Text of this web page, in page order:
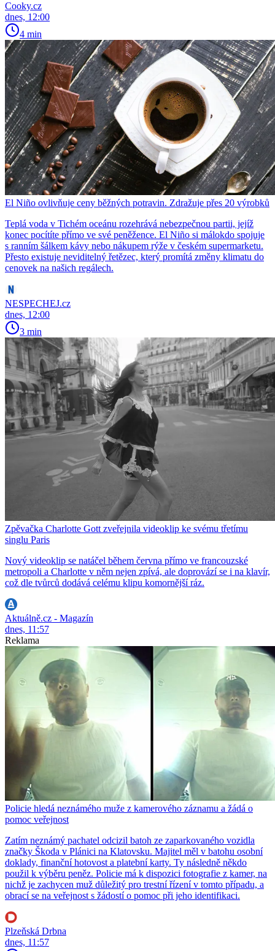
Cooky.cz
dnes, 12:00
4 min
El Niño ovlivňuje ceny běžných potravin. Zdražuje přes 20 výrobků
Teplá voda v Tichém oceánu rozehrává nebezpečnou partii, jejíž
konec pocítíte přímo ve své peněžence. El Niño si málokdo spojuje
s ranním šálkem kávy nebo nákupem rýže v českém supermarketu.
Přesto existuje neviditelný řetězec, který promítá změny klimatu do
cenovek na našich regálech.
NESPECHEJ.cz
dnes, 12:00
3 min
Zpěvačka Charlotte Gott zveřejnila videoklip ke svému třetímu
singlu Paris
Nový videoklip se natáčel během června přímo ve francouzské
metropoli a Charlotte v něm nejen zpívá, ale doprovází se i na klavír,
což dle tvůrců dodává celému klipu komornější ráz.
Aktuálně.cz - Magazín
dnes, 11:57
Reklama
Policie hledá neznámého muže z kamerového záznamu a žádá o
pomoc veřejnost
Zatím neznámý pachatel odcizil batoh ze zaparkovaného vozidla
značky Škoda v Plánici na Klatovsku. Majitel měl v batohu osobní
doklady, finanční hotovost a platební karty. Ty následně někdo
použil k výběru peněz. Policie má k dispozici fotografie z kamer, na
nichž je zachycen muž důležitý pro trestní řízení v tomto případu, a
obrací se na veřejnost s žádostí o pomoc při jeho identifikaci.
Plzeňská Drbna
dnes, 11:57